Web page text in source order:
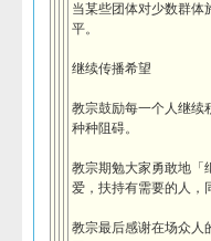
当某些团体对少数群体
平。
继续传播希望
教宗鼓励每一个人继续
种种阻碍。
教宗期勉大家勇敢地「
爱，扶持有需要的人，
教宗最后感谢在场众人